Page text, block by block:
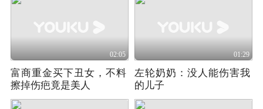
02:05
富商重金买下丑女，不料
擦掉伤疤竟是美人
01:29
左轮奶奶：没人能伤害我
的儿子